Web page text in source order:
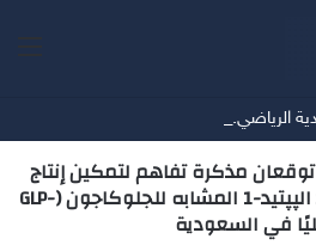
الرياضي.. مقرًا جديدًا للفريق الأول
مذكرة تفاهم لتمكين إنتاج
مستحضرات سيماغلوتايد الپپتيد-1 المشابه للجلوكاجون (GLP-